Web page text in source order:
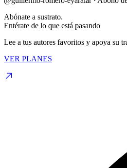
Abónate a sustrato.
Entérate de lo que está pasando
Lee a tus autores favoritos y apoya su
VER PLANES